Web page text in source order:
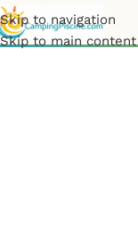
Skip to navigation
Skip to main content
dont chambre